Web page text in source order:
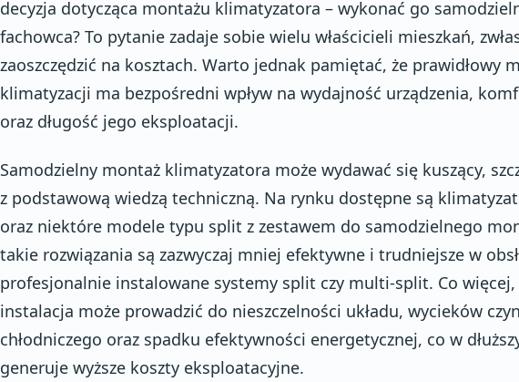
decyzja dotycząca montażu klimatyzatora – wykonać go
fachowca? To pytanie zadaje sobie wielu właścicieli mieszkań,
zaoszczędzić na kosztach. Warto jednak pamiętać, że prawidłowy
klimatyzacji ma bezpośredni wpływ na wydajność urządzenia,
oraz długość jego eksploatacji.
Samodzielny montaż klimatyzatora może wydawać się kuszący,
z podstawową wiedzą techniczną. Na rynku dostępne są
oraz niektóre modele typu split z zestawem do samodzielnego
takie rozwiązania są zazwyczaj mniej efektywne i trudniejsze w
profesjonalnie instalowane systemy split czy multi-split. Co
instalacja może prowadzić do nieszczelności układu, wycieków
chłodniczego oraz spadku efektywności energetycznej, co w
generuje wyższe koszty eksploatacyjne.